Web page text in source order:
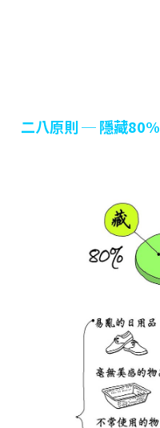
二八原則─隱藏80%